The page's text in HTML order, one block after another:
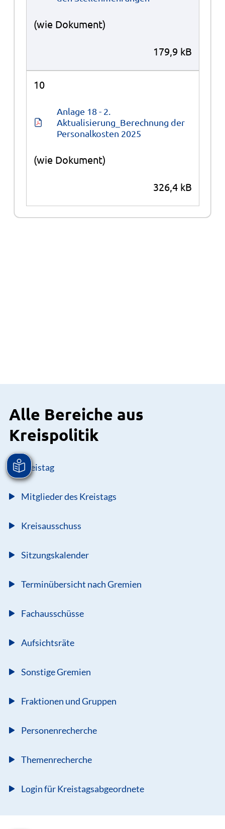
(wie Dokument)
179,9 kB
10
Anlage 18 - 2.
Aktualisierung_Berechnung der
Personalkosten 2025
(wie Dokument)
326,4 kB
Alle Bereiche aus
Kreispolitik
Kreistag
Mitglieder des Kreistags
Kreisausschuss
Sitzungskalender
Terminübersicht nach Gremien
Fachausschüsse
Aufsichtsräte
Sonstige Gremien
Fraktionen und Gruppen
Personenrecherche
Themenrecherche
Login für Kreistagsabgeordnete